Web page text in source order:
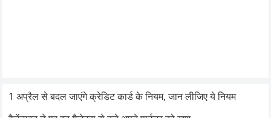
1 अप्रैल से बदल जाएंगे क्रेडिट कार्ड के नियम, जान लीजिए ये नियम